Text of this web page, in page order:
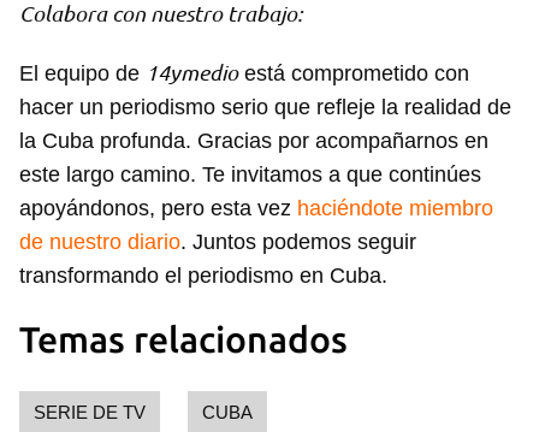
Colabora con nuestro trabajo:
El equipo de 14ymedioestá comprometido con
hacer un periodismo serio que refleje la realidad de
la Cuba profunda. Gracias por acompañarnos en
este largo camino. Te invitamos a que continúes
apoyándonos, pero esta vez haciéndote miembro
de nuestro diario. Juntos podemos seguir
transformando el periodismo en Cuba.
Temas relacionados
SERIE DE TV CUBA